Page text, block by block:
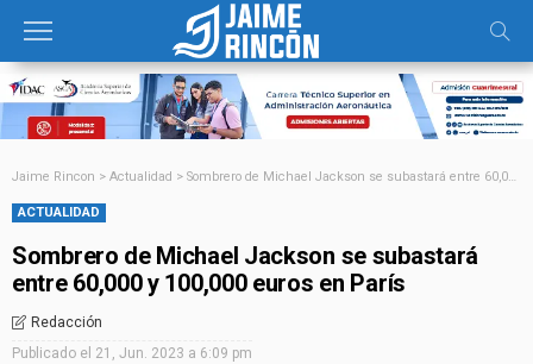
Jaime Rincon > Actualidad > Sombrero de Michael Jackson se subastará entre 60,000 y 100,000 euros en París
ACTUALIDAD
Sombrero de Michael Jackson se subastará
entre 60,000 y 100,000 euros en París
Redacción
Publicado el 21, Jun. 2023 a 6:09 pm